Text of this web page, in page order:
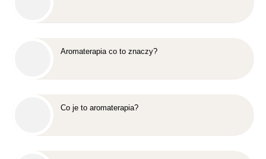
Aromaterapia co to znaczy?
Co je to aromaterapia?